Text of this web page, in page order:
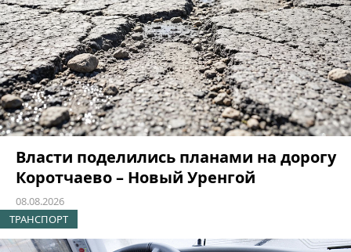
Власти поделились планами на дорогу
Коротчаево – Новый Уренгой
08.08.2026
ТРАНСПОРТ